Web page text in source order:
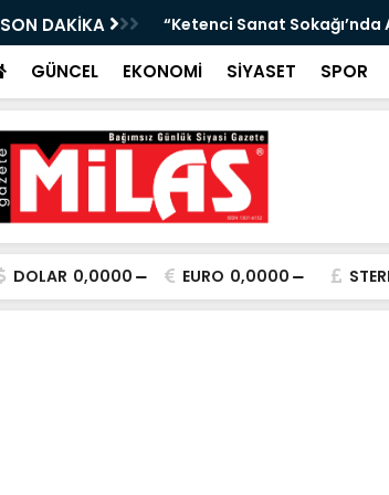
SON DAKİKA “Ketenci Sanat
GÜNCEL EKONOMİ SİYASET SPOR
DOLAR 0,0000 EURO 0,0000